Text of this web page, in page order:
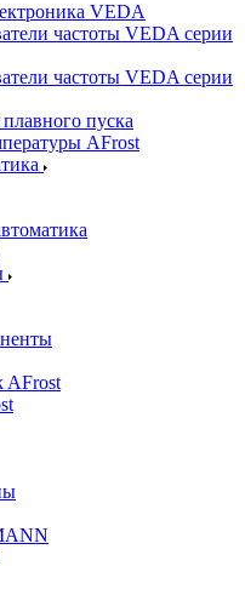
VEDA
частоты VEDA серии
частоты VEDA серии
пуска
AFrost
AFrost